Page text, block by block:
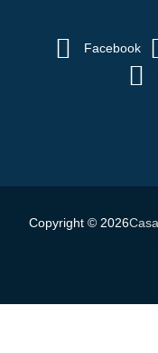
Facebook
Copyright © 2026